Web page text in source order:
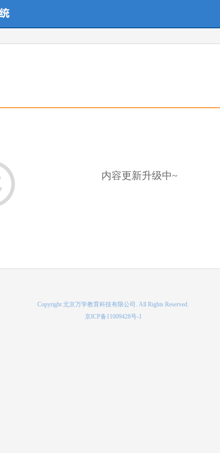
内容更新升级中~
Copyright 北京万学教育科技有限公司. All Rights Reserved.
京ICP备11009428号-1